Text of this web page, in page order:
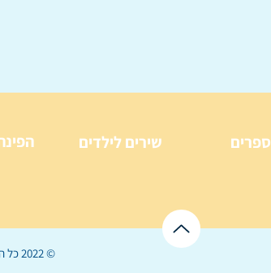
שירים לילדים ספרים
© 2022 כל הזכויות שמורות ל